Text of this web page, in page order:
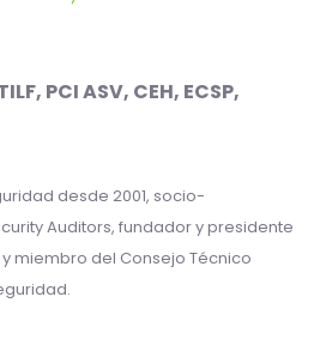
PCI ASV, CEH, ECSP,
desde 2001, socio-
Auditors, fundador y presidente
miembro del Consejo Técnico